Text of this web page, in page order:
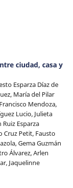
ciudad, casa y
Esparza Díaz de
María del Pilar
Mendoza,
Lucio, Julieta
Esparza
Cruz Petit, Fausto
Gema Guzmán
Álvarez, Arlen
Jaquelinne